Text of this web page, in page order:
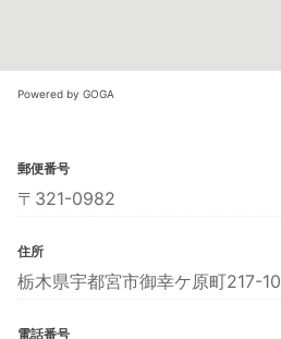
Powered by GOGA
郵便番号
〒321-0982
住所
栃木県宇都宮市御幸ケ原町217-10
電話番号